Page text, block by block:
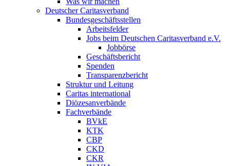
Deutscher Caritasverband
Bundesgeschäftsstellen
Arbeitsfelder
Jobs beim Deutschen Caritasverband e.V.
Jobbörse
Geschäftsbericht
Spenden
Transparenzbericht
Struktur und Leitung
Caritas international
Diözesanverbände
Fachverbände
BVkE
KTK
CBP
CKD
CKR